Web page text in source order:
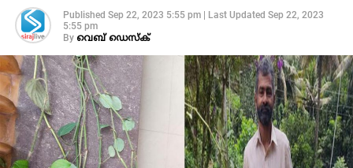
Published Sep 22, 2023 5:55 pm| Last Updated Sep 22, 2023
5:55 pm
By വെബ് ഡെസ്‌ക്